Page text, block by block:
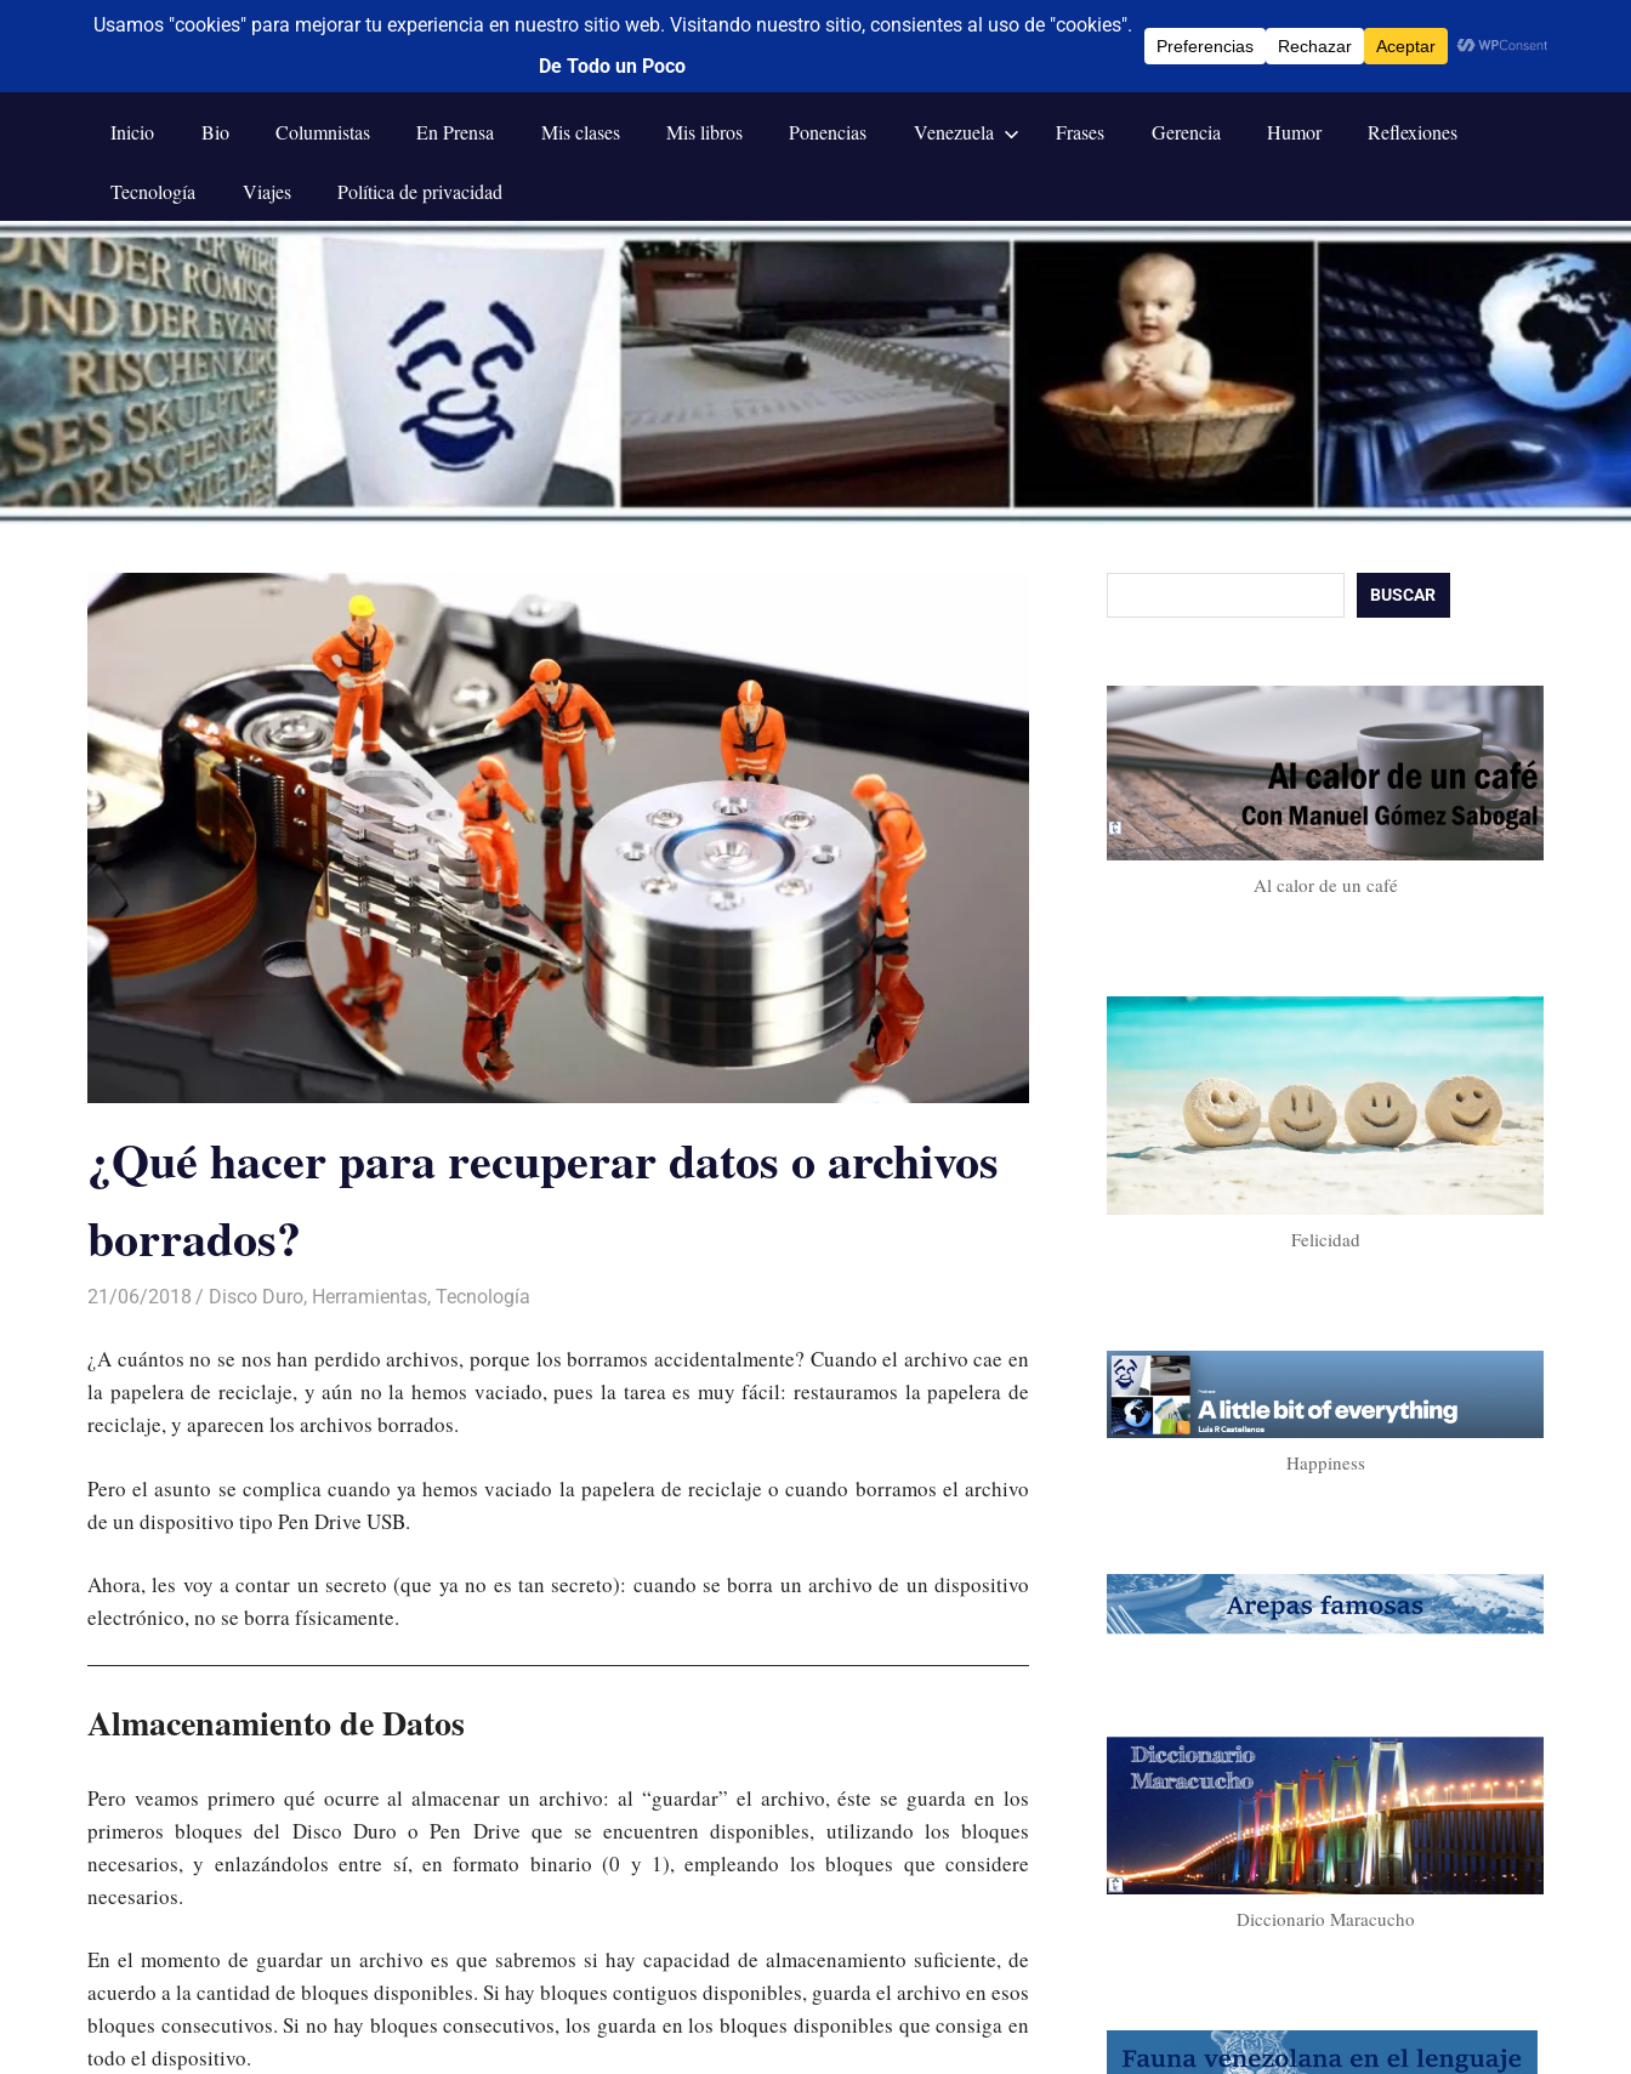
Saltar
al
contenido
De todo un poco
Frases,
Humor,
Tecnología
y
Viajes
Inicio Bio Columnistas En Prensa Mis clases Mis libros Ponencias Venezuela Frases Gerencia Humor Reflexiones
Tecnología Viajes Política de privacidad
¿Qué hacer para recuperar datos o archivos
borrados?
21/06/2018 De todo un Poco
Disco Duro, Herramientas,Tecnología
¿A cuántos no se nos han perdido archivos, porque los borramos accidentalmente? Cuando el archivo cae en
la papelera de reciclaje, y aún no la hemos vaciado, pues la tarea es muy fácil: restauramos la papelera de
reciclaje, y aparecen los archivos borrados.
Pero el asunto se complica cuando ya hemos vaciado la papelera de reciclaje o cuando borramos el archivo
de un dispositivo tipo Pen Drive USB.
Ahora, les voy a contar un secreto (que ya no es tan secreto): cuando se borra un archivo de un dispositivo
electrónico, no se borra físicamente.
Almacenamiento de Datos
Pero veamos primero qué ocurre al almacenar un archivo: al “guardar” el archivo, éste se guarda en los
primeros bloques del Disco Duro o Pen Drive que se encuentren disponibles, utilizando los bloques
necesarios, y enlazándolos entre sí, en formato binario (0 y 1), empleando los bloques que considere
necesarios.
En el momento de guardar un archivo es que sabremos si hay capacidad de almacenamiento suficiente, de
acuerdo a la cantidad de bloques disponibles. Si hay bloques contiguos disponibles, guarda el archivo en esos
bloques consecutivos. Si no hay bloques consecutivos, los guarda en los bloques disponibles que consiga en
todo el dispositivo.
BUSCAR
Al calor de un café
Felicidad
Happiness
Diccionario Maracucho